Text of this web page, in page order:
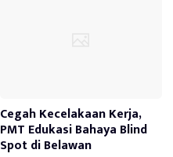
Cegah Kecelakaan Kerja,
PMT Edukasi Bahaya Blind
Spot di Belawan